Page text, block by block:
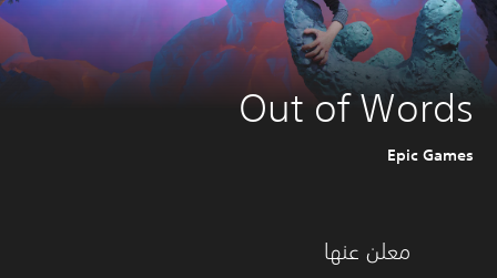
Out of Words
Epic Games
معلن عنها